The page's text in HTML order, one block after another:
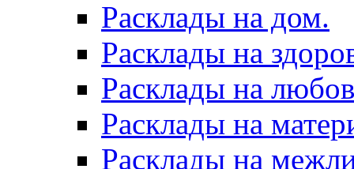
Расклады на дом.
Расклады на
Расклады на
Расклады на
Расклады на